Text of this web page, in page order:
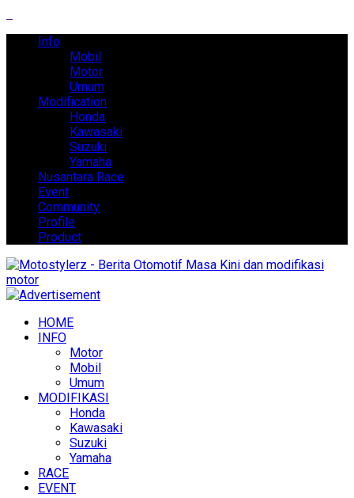
Info
Mobil
Motor
Umum
Modification
Honda
Kawasaki
Suzuki
Yamaha
Nusantara Race
Event
Community
Profile
Product
HOME
INFO
Motor
Mobil
Umum
MODIFIKASI
Honda
Kawasaki
Suzuki
Yamaha
RACE
EVENT